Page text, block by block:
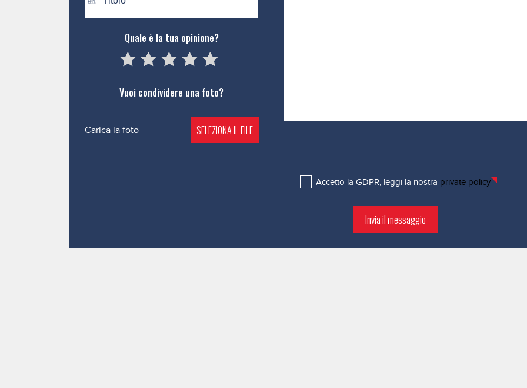
Quale è la tua opinione?
45
4
35
3
25
2
15
1
05
Vuoi condividere una foto?
Carica la foto SELEZIONA IL FILE
Accetto la GDPR, leggi la nostra private policy
Invia il messaggio